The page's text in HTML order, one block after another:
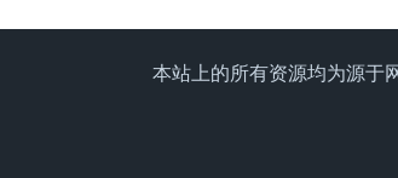
本站上的所有资源均为源于